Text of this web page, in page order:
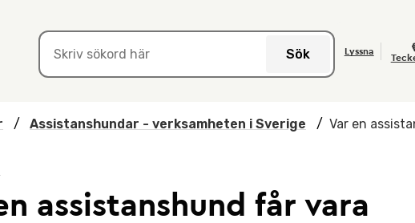
Sök Lyssna
/ Assistanshundar - verksamheten i Sverige / Var en
assistanshund får vara